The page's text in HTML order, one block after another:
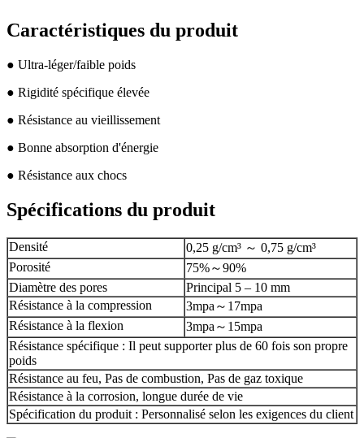
Caractéristiques du produit
● Ultra-léger/faible poids
● Rigidité spécifique élevée
● Résistance au vieillissement
● Bonne absorption d'énergie
● Résistance aux chocs
Spécifications du produit
Densité
0,25 g/cm³ ～ 0,75 g/cm³
Porosité
75%～90%
Diamètre des pores
Principal 5 – 10 mm
Résistance à la compression
3mpa～17mpa
Résistance à la flexion
3mpa～15mpa
Résistance spécifique : Il peut supporter plus de 60 fois son propre
poids
Résistance au feu, Pas de combustion, Pas de gaz toxique
Résistance à la corrosion, longue durée de vie
Spécification du produit : Personnalisé selon les exigences du client